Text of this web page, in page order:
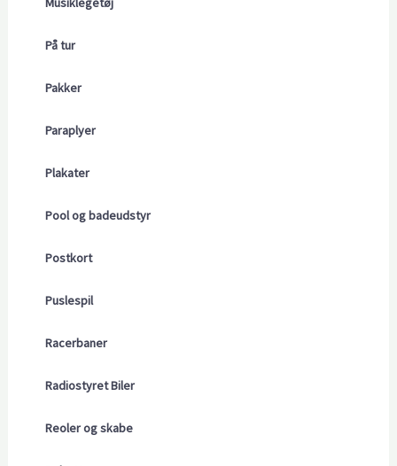
På tur
Pakker
Paraplyer
Plakater
Pool og badeudstyr
Postkort
Puslespil
Racerbaner
Radiostyret Biler
Reoler og skabe